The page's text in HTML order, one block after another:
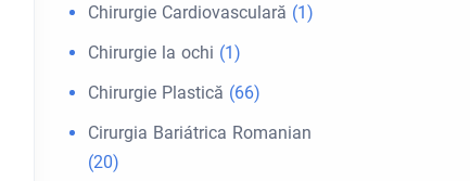
Chirurgie Cardiovasculară (1)
Chirurgie la ochi (1)
Chirurgie Plastică (66)
Cirurgia Bariátrica Romanian
(20)